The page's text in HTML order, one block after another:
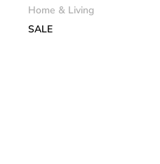
Home & Living
SALE